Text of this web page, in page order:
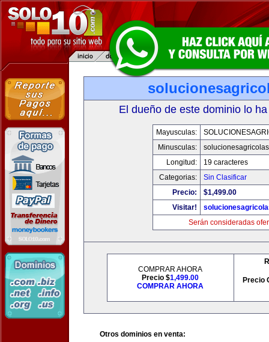
El dueño de este dominio lo
Mayusculas:
Minusculas:
Longitud:
19 caracteres
Categorias:
Sin Clasificar
Precio:
$1,499.00
Visitar!
Serán consideradas
COMPRAR AHORA
Precio $1,499.00
COMPRAR AHORA
Precio
Otros dominios en venta: